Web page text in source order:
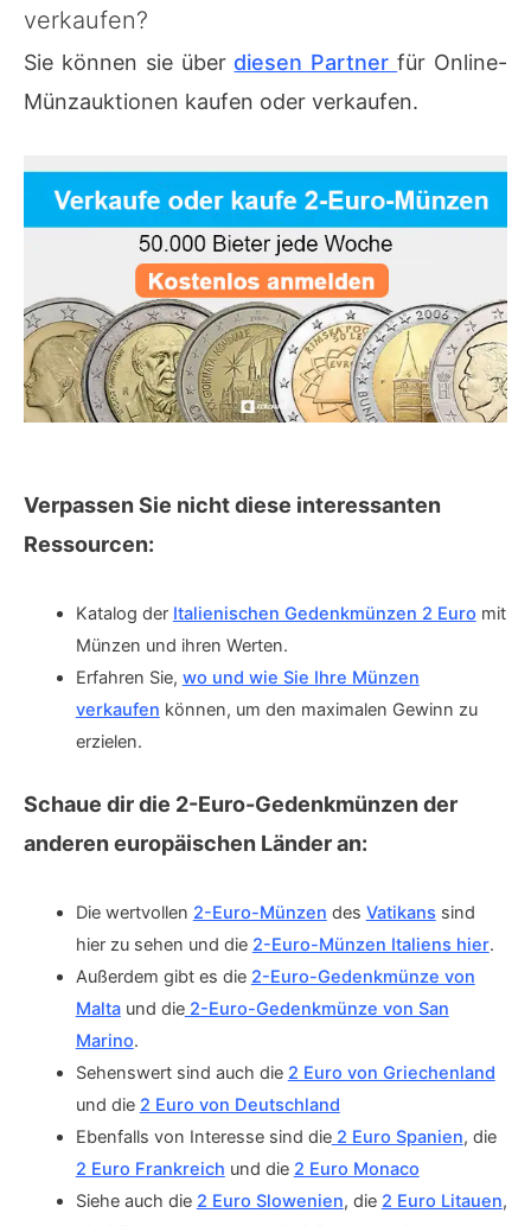
verkaufen?
Sie können sie über diesen Partnerfür Online-
Münzauktionen kaufen oder verkaufen.
Verpassen Sie nicht diese interessanten
Ressourcen:
Katalog der Italienischen Gedenkmünzen 2 Euro mit
Münzen und ihren Werten.
Erfahren Sie, wo und wie Sie Ihre Münzen
verkaufen können, um den maximalen Gewinn zu
erzielen.
Schaue dir die 2-Euro-Gedenkmünzen der
anderen europäischen Länder an:
Die wertvollen 2-Euro-Münzen des Vatikans sind
hier zu sehen und die 2-Euro-Münzen Italiens hier.
Außerdem gibt es die 2-Euro-Gedenkmünze von
Maltaund die2-Euro-Gedenkmünze von San
Marino.
Sehenswert sind auch die 2 Euro von Griechenland
und die 2 Euro von Deutschland
Ebenfalls von Interesse sind die2 Euro Spanien, die
2 Euro Frankreich und die 2 Euro Monaco
Siehe auch die 2 Euro Slowenien, die 2 Euro Litauen,